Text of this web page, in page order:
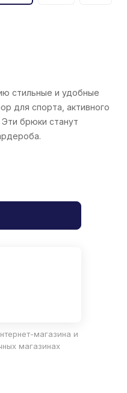
стильные и удобные
для спорта, активного
брюки станут
магазина и
магазинах